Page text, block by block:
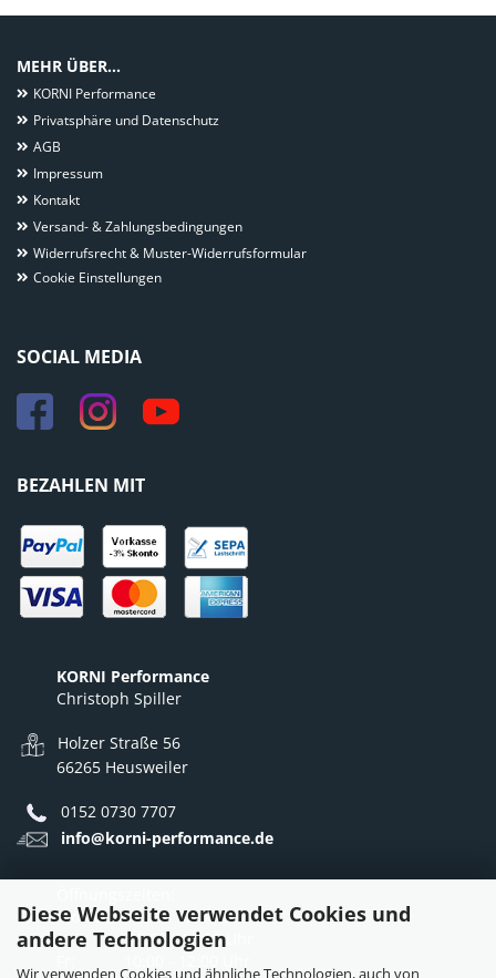
Diese Webseite verwendet Cookies und
andere Technologien
Wir verwenden Cookies und ähnliche Technologien, auch von
MEHR ÜBER...
KORNI Performance
Privatsphäre und Datenschutz
AGB
Impressum
Kontakt
Versand- & Zahlungsbedingungen
Widerrufsrecht & Muster-Widerrufsformular
Cookie Einstellungen
SOCIAL MEDIA
BEZAHLEN MIT
KORNI Performance
Christoph Spiller
Holzer Straße 56
66265 Heusweiler
0152 0730 7707
info@korni-performance.de
Mo - Do: 10:00 - 12:00 Uhr
12:30 - 16:30 Uhr